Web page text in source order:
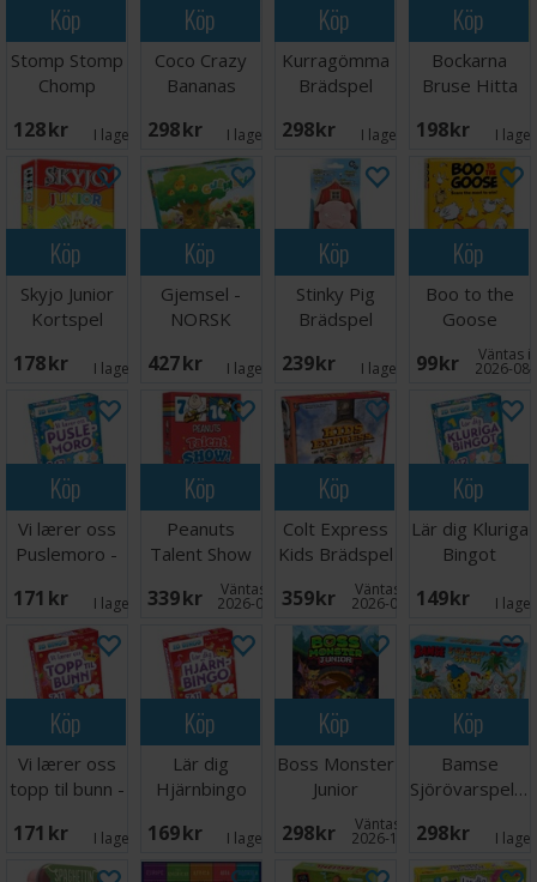
Köp
Stomp Stomp
Chomp
128 SEK I lager: 1
Köp
Coco Crazy
Bananas
298 SEK I lager: 3
Köp
Kurragömma
Brädspel
298 SEK I lager:
Köp
Bockarna
Bruse Hitta
Brädspel
198 SEK I
Köp
Skyjo Junior
Kortspel
178 SEK I lager: 1
Köp
Gjemsel -
NORSK
427 SEK I lager: 2
Köp
Stinky Pig
Brädspel
239 SEK I lager: 1
Köp
Boo to the
Goose
Kortspel
99 SEK Väntas
2026-
Köp
Vi lærer oss
Puslemoro -
171 SEK I lager: 5
Köp
Peanuts
Talent Show
Kortspel
339 SEK Väntas in:
2026-09-30
Köp
Colt Express
Kids Brädspel
359 SEK Väntas in:
2026-09-30
Köp
Lär dig Kluriga
Bingot
149 SEK I
Köp
Vi lærer oss
topp til bunn -
171 SEK I lager:
Köp
Lär dig
Hjärnbingo
169 SEK I lager: 1
Köp
Boss Monster
Junior
Brädspel
298 SEK Väntas in:
2026-12-31
Köp
Bamse
Sjörövarspelet
298 SEK I